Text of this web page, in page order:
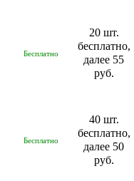
Бесплатно
20 шт.
бесплатно,
далее 55
руб.
Бесплатно
40 шт.
бесплатно,
далее 50
руб.